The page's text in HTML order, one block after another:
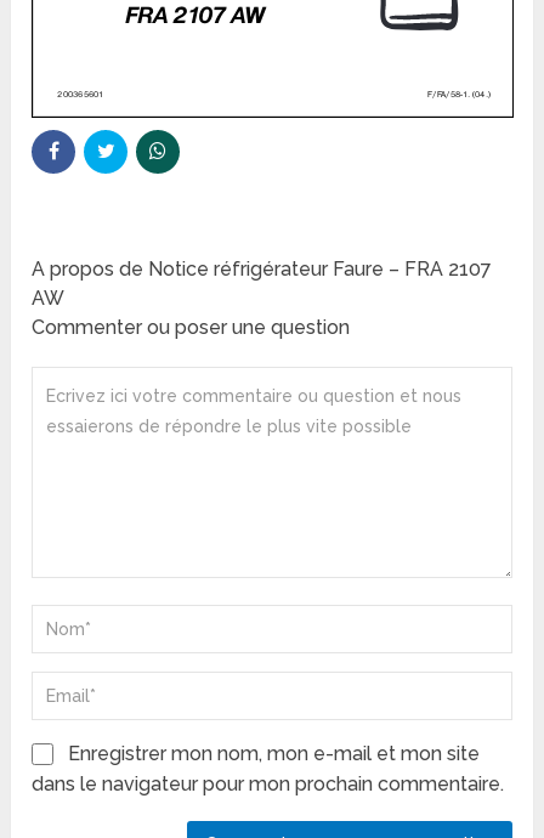
A propos de Notice réfrigérateur Faure – FRA 2107
AW
Commenter ou poser une question
Enregistrer mon nom, mon e-mail et mon site
dans le navigateur pour mon prochain commentaire.